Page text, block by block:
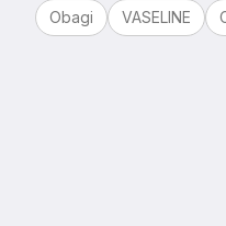
Obagi
VASELINE